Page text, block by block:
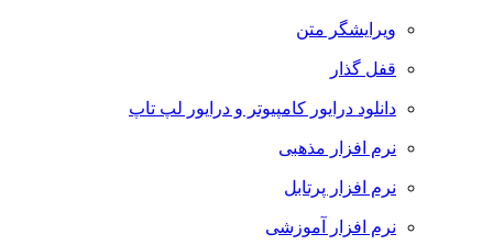
ویرایشگر متن
قفل گذار
دانلود درایور کامپیوتر و درایور لپ تاپ
نرم افزار مذهبی
نرم افزار پرتابل
نرم افزار آموزشی